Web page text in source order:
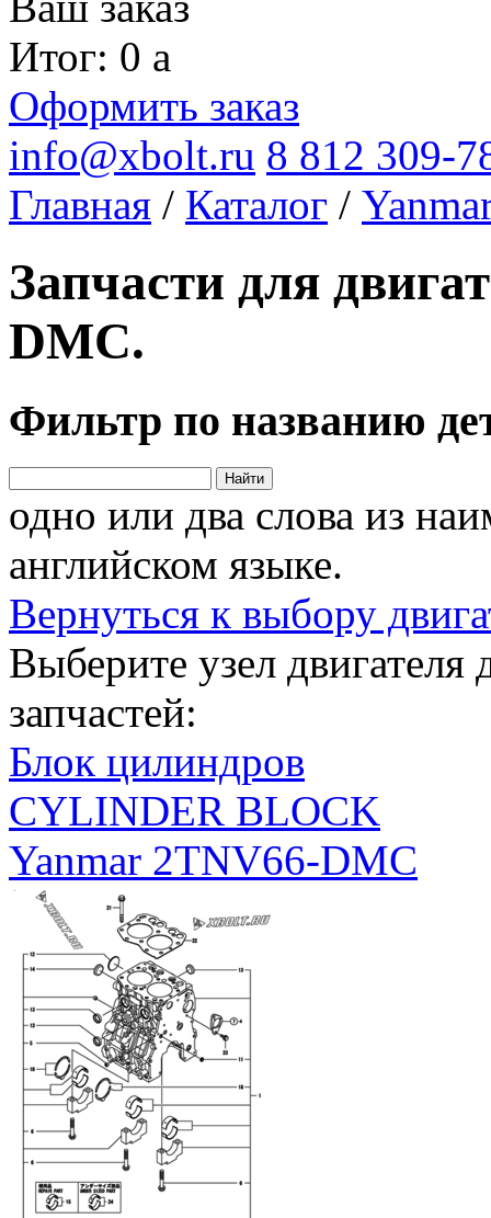
Итог: 0 a
Оформить заказ
info@xbolt.ru 8 812 309-
Главная / Каталог /
Запчасти для
DMC.
Фильтр по названию
Найти
одно или два слова из
английском языке.
Вернуться к выбору
Выберите узел
запчастей:
Блок цилиндров
CYLINDER BLOCK
Yanmar 2TNV66-DMC